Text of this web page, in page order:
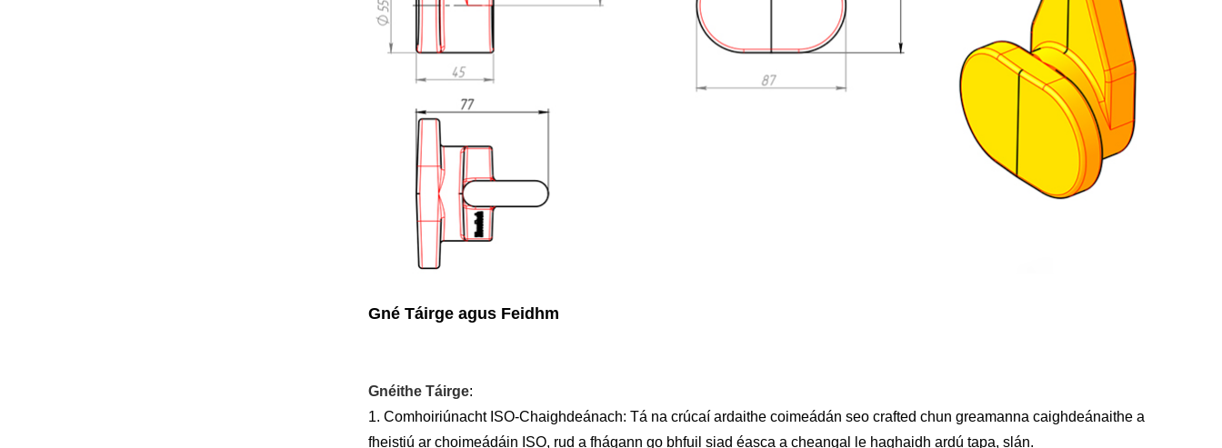
Gné Táirge agus Feidhm
Gnéithe Táirge:
1. Comhoiriúnacht ISO-Chaighdeánach: Tá na crúcaí ardaithe coimeádán seo crafted chun greamanna caighdeánaithe a
fheistiú ar choimeádáin ISO, rud a fhágann go bhfuil siad éasca a cheangal le haghaidh ardú tapa, slán.